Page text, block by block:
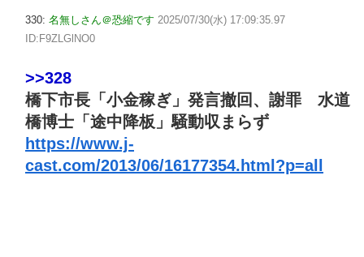
330: 名無しさん＠恐縮です 2025/07/30(水) 17:09:35.97
ID:F9ZLGlNO0
>>328
橋下市長「小金稼ぎ」発言撤回、謝罪 水道
橋博士「途中降板」騒動収まらず
https://www.j-
cast.com/2013/06/16177354.html?p=all